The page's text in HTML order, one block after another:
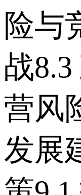
险与
战
营风
发展